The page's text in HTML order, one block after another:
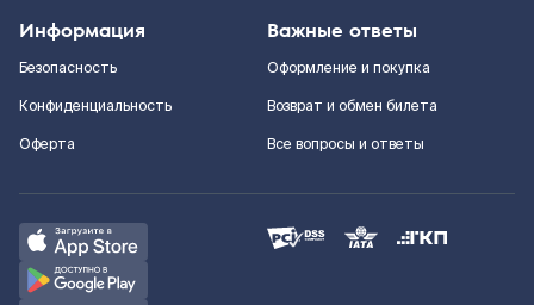
Информация
Безопасность
Конфиденциальность
Оферта
Важные ответы
Оформление и покупка
Возврат и обмен билета
Все вопросы и ответы